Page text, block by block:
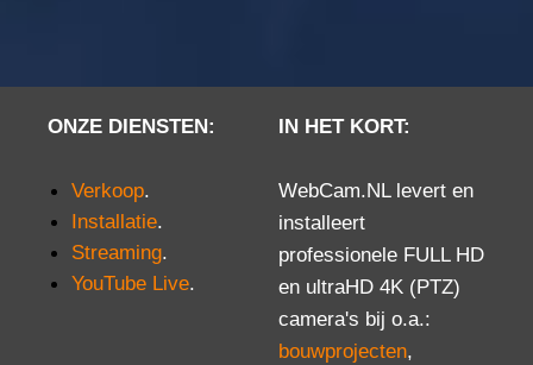
ONZE DIENSTEN:
Verkoop.
Installatie.
Streaming.
YouTube Live.
IN HET KORT:
WebCam.NL levert en
installeert
professionele FULL HD
en ultraHD 4K (PTZ)
camera's bij o.a.:
bouwprojecten,